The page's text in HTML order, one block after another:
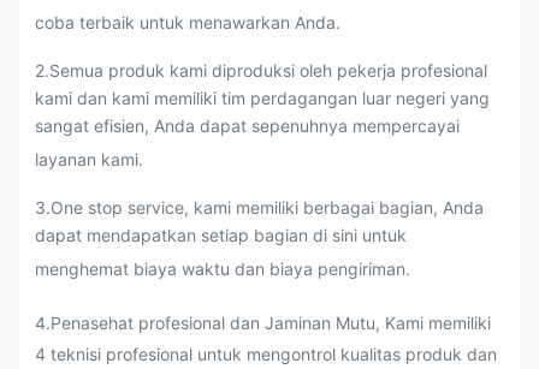
coba terbaik untuk menawarkan Anda.
2.Semua produk kami diproduksi oleh pekerja profesional
kami dan kami memiliki tim perdagangan luar negeri yang
sangat efisien, Anda dapat sepenuhnya mempercayai
layanan kami.
3.One stop service, kami memiliki berbagai bagian, Anda
dapat mendapatkan setiap bagian di sini untuk
menghemat biaya waktu dan biaya pengiriman.
4.Penasehat profesional dan Jaminan Mutu, Kami memiliki
4 teknisi profesional untuk mengontrol kualitas produk dan